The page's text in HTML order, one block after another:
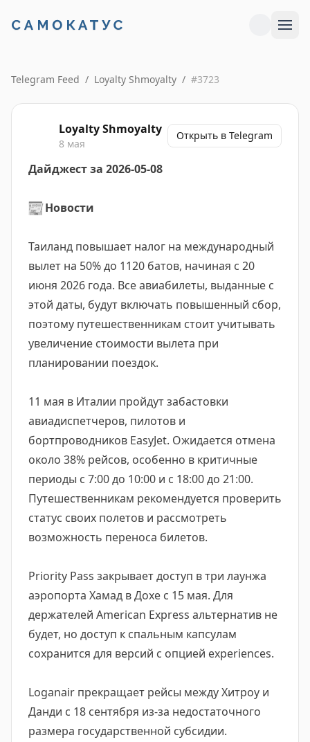
Telegram Feed / Loyalty Shmoyalty / #3723
Loyalty Shmoyalty
8 мая
Открыть в Telegram
Дайджест за 2026-05-08
📰Новости
Таиланд повышает налог на международный
вылет на 50% до 1120 батов, начиная с 20
июня 2026 года. Все авиабилеты, выданные с
этой даты, будут включать повышенный сбор,
поэтому путешественникам стоит учитывать
увеличение стоимости вылета при
планировании поездок.
11 мая в Италии пройдут забастовки
авиадиспетчеров, пилотов и
бортпроводников EasyJet. Ожидается отмена
около 38% рейсов, особенно в критичные
периоды с 7:00 до 10:00 и с 18:00 до 21:00.
Путешественникам рекомендуется проверить
статус своих полетов и рассмотреть
возможность переноса билетов.
Priority Pass закрывает доступ в три лаунжа
аэропорта Хамад в Дохе с 15 мая. Для
держателей American Express альтернатив не
будет, но доступ к спальным капсулам
сохранится для версий с опцией experiences.
Loganair прекращает рейсы между Хитроу и
Данди с 18 сентября из-за недостаточного
размера государственной субсидии.